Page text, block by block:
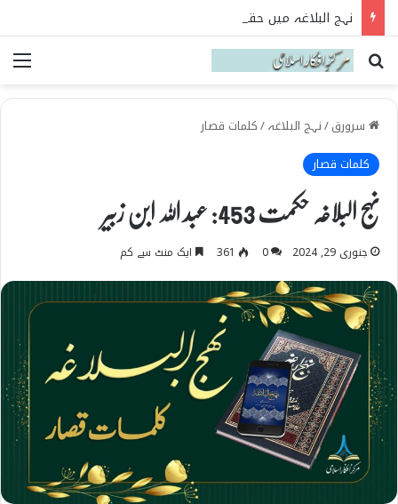
نہج البلاغہ میں حقیقی شیعہ کی پہچان
Search for
سرورق/نہج البلاغہ/کلمات قصار
کلمات قصار
نہج البلاغہ حکمت 453: عبد اللہ ابن زبیر
جنوری 29, 2024 0
361 ایک منٹ سے کم